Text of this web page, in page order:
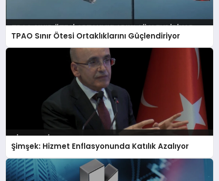
TPAO Sınır Ötesi Ortaklıklarını Güçlendiriyor
Şimşek: Hizmet Enflasyonunda Katılık Azalıyor